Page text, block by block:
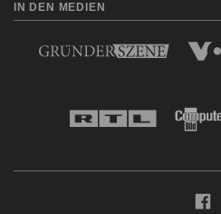
IN DEN MEDIEN